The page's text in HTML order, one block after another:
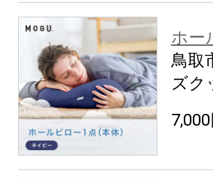
ホー
鳥取
ズク
7,000